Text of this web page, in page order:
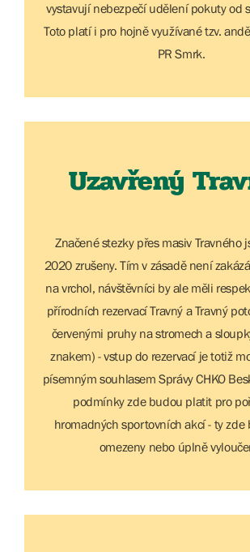
vystavují nebezpečí udělení pokuty od
Toto platí i pro hojně využívané tzv.
PR Smrk.
Uzavřený
Značené stezky přes masiv Travného
2020 zrušeny. Tím v zásadě není
na vrchol, návštěvníci by ale měli
přírodních rezervací Travný a Travný
červenými pruhy na stromech a
znakem) - vstup do rezervací je totiž
písemným souhlasem Správy CHKO
podmínky zde budou platit pro
hromadných sportovních akcí - ty zde
omezeny nebo úplně